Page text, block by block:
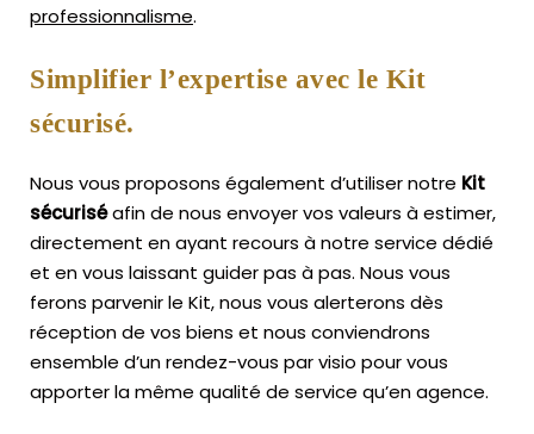
professionnalisme.
Simplifier l’expertise avec le Kit
sécurisé.
Nous vous proposons également d’utiliser notre Kit
sécuriséafin de nous envoyer vos valeurs à estimer,
directement en ayant recours à notre service dédié
et en vous laissant guider pas à pas. Nous vous
ferons parvenir le Kit, nous vous alerterons dès
réception de vos biens et nous conviendrons
ensemble d’un rendez-vous par visio pour vous
apporter la même qualité de service qu’en agence.